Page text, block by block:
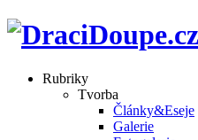
Rubriky
Tvorba
Články&Eseje
Galerie